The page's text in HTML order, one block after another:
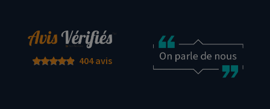
404 avis